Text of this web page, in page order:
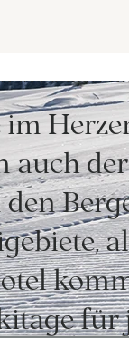
IN
im
auch
für